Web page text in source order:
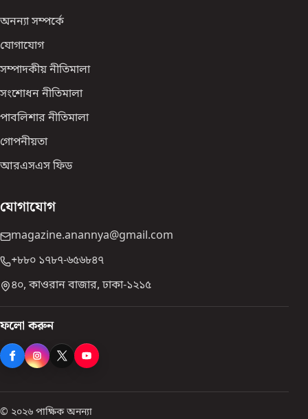
অনন্যা সম্পর্কে
যোগাযোগ
সম্পাদকীয় নীতিমালা
সংশোধন নীতিমালা
পাবলিশার নীতিমালা
গোপনীয়তা
আরএসএস ফিড
যোগাযোগ
magazine.anannya@gmail.com
+৮৮০ ১৭৮৭-৬৫৬৮৪৭
৪০, কাওরান বাজার, ঢাকা-১২১৫
ফলো করুন
© ২০২৬ পাক্ষিক অনন্যা